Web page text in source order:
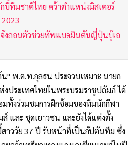
บี้ทีมชาติไทย คว้าตำแหน่งมิสเตอร์
จ้งถอนตัวช่วยทัพแบดมินตันญี่ปุ่นบู๊เอ
น" พ.ต.ท.กุลธน ประจวบเหมาะ นายก
ประเทศไทยในพระบรมราชูปถัมภ์ ได้
มทั้งร่วมชมการฝึกซ้อมของทีมนักกีฬา
และ ชุดเยาวชน และยังได้แต่งตั้ง
าววัย 37 ปี รับหน้าที่เป็นกัปตันทีม ซึ่ง